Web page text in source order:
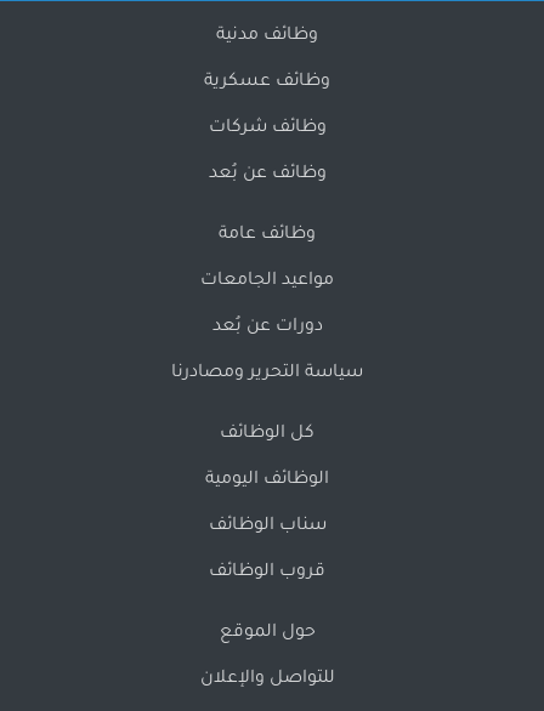
وظائف مدنية
وظائف عسكرية
وظائف شركات
وظائف عن بُعد
وظائف عامة
مواعيد الجامعات
دورات عن بُعد
سياسة التحرير ومصادرنا
كل الوظائف
الوظائف اليومية
سناب الوظائف
قروب الوظائف
حول الموقع
للتواصل والإعلان